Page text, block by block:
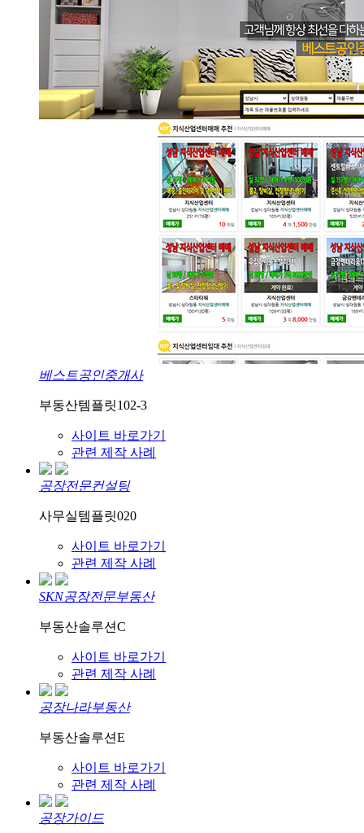
베스트공인중개사
부동산템플릿102-3
사이트 바로가기
관련 제작 사례
공장전문컨설팅
사무실템플릿020
사이트 바로가기
관련 제작 사례
SKN공장전문부동산
부동산솔루션C
사이트 바로가기
관련 제작 사례
공장나라부동산
부동산솔루션E
사이트 바로가기
관련 제작 사례
공장가이드